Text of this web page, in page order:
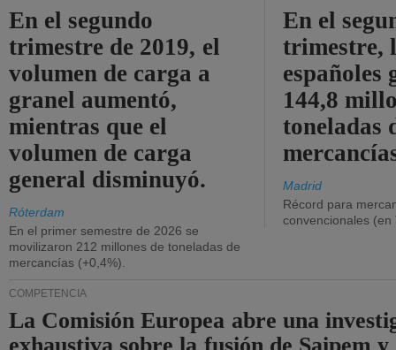
En el segundo
trimestre de 2019, el
volumen de carga a
granel aumentó,
mientras que el
volumen de carga
general disminuyó.
Róterdam
En el primer semestre de 2026 se
movilizaron 212 millones de toneladas de
mercancías (+0,4%).
En el
trimestre,
españoles
144,8
toneladas
Madrid
Récord para
convencionales (en
COMPETENCIA
La Comisión Europea abre una